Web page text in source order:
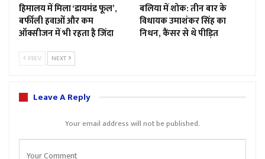
हिमालय में मिला ‘डायमंड फूल’,
बर्फीली हवाओं और कम
ऑक्सीजन में भी रहता है जिंदा
बलिया में शोक: तीन बार के
विधायक उमाशंकर सिंह का
निधन, कैंसर से थे पीड़ित
PREV NEXT
Leave A Reply
Your email address will not be published.